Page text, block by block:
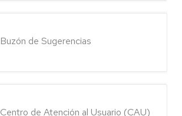
Buzón de Sugerencias
Centro de Atención al Usuario (CAU)